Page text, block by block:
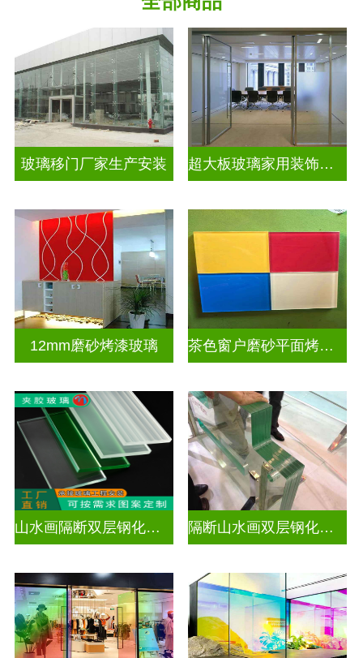
工程玻璃
玻璃移门厂家生产安装 超大板玻璃家用装饰玻璃
12mm磨砂烤漆玻璃 茶色窗户磨砂平面烤漆玻璃
山水画隔断双层钢化夹胶 隔断山水画双层钢化夹胶